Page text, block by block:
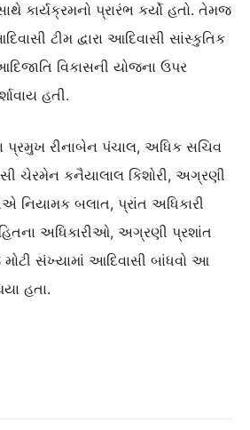
કાર્યક્રમનો પ્રારંભ કર્યો હતો. તેમજ
ટીમ દ્વારા આદિવાસી સાંસ્કુતિક
વિકાસની યોજના ઉપર
હતી.
પ્રમુખ રીનાબેન પંચાલ, અધિક સચિવ
ચેરમેન કનૈયાલાલ કિશોરી, અગ્રણી
નિયામક બલાત, પ્રાંત અધિકારી
અધિકારીઓ, અગ્રણી પ્રશાંત
સંખ્યામાં આદિવાસી બાંધવો આ
હતા.